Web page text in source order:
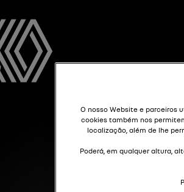
O nosso Website e parceiros
cookies também nos
localização, além de lhe
Poderá, em qualquer altura,